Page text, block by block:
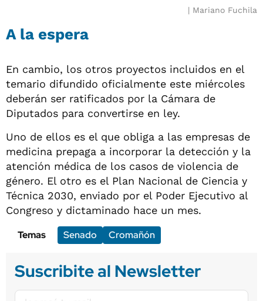
Mariano Fuchila
A la espera
En cambio, los otros proyectos incluidos en el
temario difundido oficialmente este miércoles
deberán ser ratificados por la Cámara de
Diputados para convertirse en ley.
Uno de ellos es el que obliga a las empresas de
medicina prepaga a incorporar la detección y la
atención médica de los casos de violencia de
género. El otro es el Plan Nacional de Ciencia y
Técnica 2030, enviado por el Poder Ejecutivo al
Congreso y dictaminado hace un mes.
Temas
Senado Cromañón
Suscribite al Newsletter